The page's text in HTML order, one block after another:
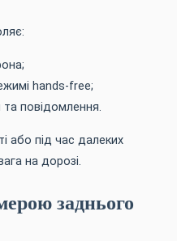
hands-free;
та повідомлення.
або під час далеких
на дорозі.
заднього